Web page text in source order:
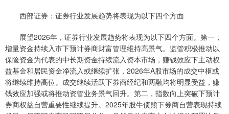
西部证券：证券行业发展趋势将表现为以下四个方面
展望2026年，证券行业发展趋势将表现为以下四个方面。第一，
增量资金持续入市下预计券商财富管理维持高景气。监管积极推动以
保险资金为代表的中长期资金持续流入资本市场，赚钱效应下主动权
益基金和居民资金净流入或继续扩张，2026年A股市场的成交中枢或
将继续维持高位。成交继续活跃下券商经纪和两融均将明显受益，赚
钱效应加强或将推动资管业务景气回升。第二，指数向上突破下预计
券商权益自营重要性继续提升。2025年股牛债熊下券商自营表现持续